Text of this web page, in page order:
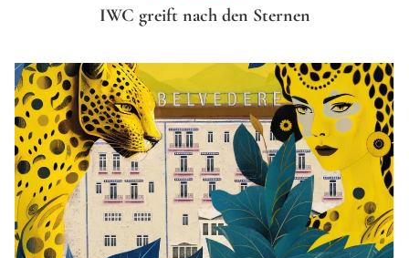
IWC greift nach den Sternen